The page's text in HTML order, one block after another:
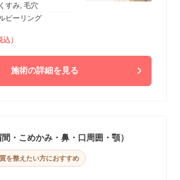
すみ, 毛穴
ピーリング
）
施術の詳細を見る
・こめかみ・鼻・口周囲・顎）
を整えたい方におすすめ